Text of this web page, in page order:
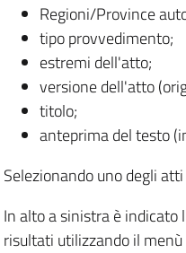
Regioni/Province
tipo provvedimento;
estremi dell'atto;
versione dell'atto
titolo;
anteprima del testo
Selezionando uno degli
In alto a sinistra è indicato
risultati utilizzando il